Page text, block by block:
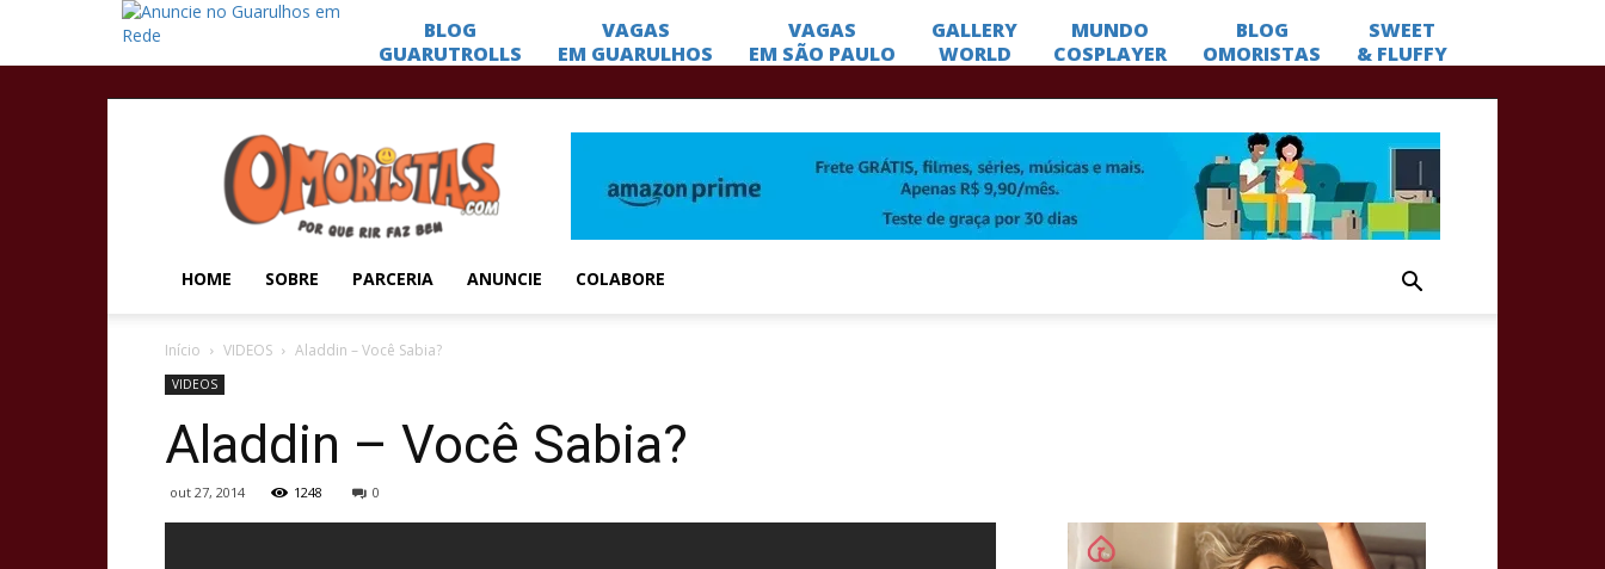
Omoristas
HOME SOBRE PARCERIA ANUNCIE COLABORE
Início VIDEOS Aladdin – Você Sabia?
VIDEOS
Aladdin – Você Sabia?
out 27, 2014 1248 0